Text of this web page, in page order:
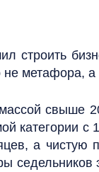
строить
метафора,
свыше
категории
а